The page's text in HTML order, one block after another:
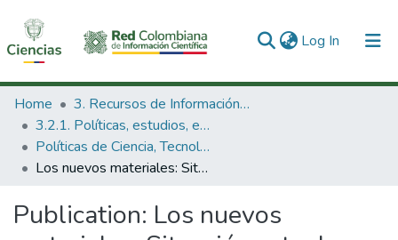
Log In (current)
Communities & Collections
All of DSpace
Statistics
Home
3. Recursos de Información Científica y Tecnológica
3.2.1. Políticas, estudios, evaluaciones e indicadores de CTeI
Políticas de Ciencia, Tecnología e Innovación
Los nuevos materiales: Situación actual problemas y prespectivas.
Publication: Los nuevos